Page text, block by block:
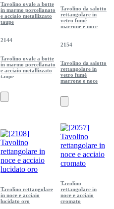
Tavolino ovale a botte
in marmo porcellanato
e acciaio metallizzato
taupe
2144
Tavolino ovale a botte
in marmo porcellanato
e acciaio metallizzato
taupe
Tavolino da salotto
rettangolare in
vetro fumé
marrone e noce
2154
Tavolino da salotto
rettangolare in
vetro fumé
marrone e noce
Tavolino rettangolare
in noce e acciaio
lucidato oro
Tavolino
rettangolare in
noce e acciaio
cromato